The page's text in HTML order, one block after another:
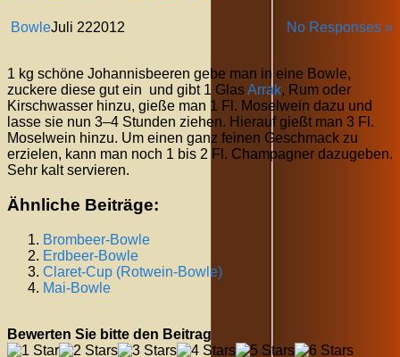
Bowle No Responses »
Juli 222012
1 kg schöne Johannisbeeren gebe man in eine Bowle,
zuckere diese gut ein und gibt 1 GlasArrak, Rum oder
Kirschwasser hinzu, gieße man 1 Fl. Moselwein dazu und
lasse sie nun 3–4 Stunden ziehen. Hierauf gießt man 3 Fl.
Moselwein hinzu. Um einen ganz feinen Geschmack zu
erzielen, kann man noch 1 bis 2 Fl. Champagner dazugeben.
Sehr kalt servieren.
Ähnliche Beiträge:
Brombeer-Bowle
Erdbeer-Bowle
Claret-Cup (Rotwein-Bowle)
Mai-Bowle
Bewerten Sie bitte den Beitrag